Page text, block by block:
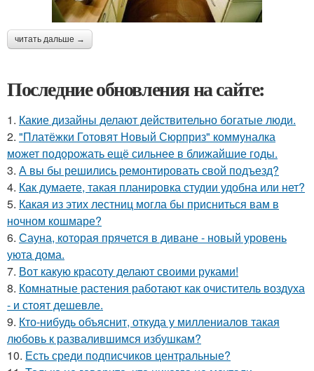
читать дальше →
Последние обновления на сайте:
1. Какие дизайны делают действительно богатые люди.
2. "Платёжки Готовят Новый Сюрприз" коммуналка
может подорожать ещё сильнее в ближайшие годы.
3. А вы бы решились ремонтировать свой подъезд?
4. Как думаете, такая планировка студии удобна или нет?
5. Какая из этих лестниц могла бы присниться вам в
ночном кошмаре?
6. Сауна, которая прячется в диване - новый уровень
уюта дома.
7. Вот какую красоту делают своими руками!
8. Комнатные растения работают как очиститель воздуха
- и стоят дешевле.
9. Кто-нибудь объяснит, откуда у миллениалов такая
любовь к развалившимся избушкам?
10. Есть среди подписчиков центральные?